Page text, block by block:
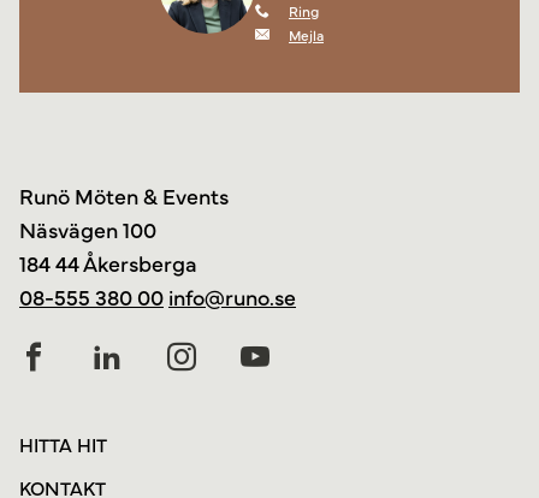
Ring
Mejla
Runö Möten & Events
Näsvägen 100
184 44 Åkersberga
08-555 380 00 info@runo.se
HITTA HIT
KONTAKT